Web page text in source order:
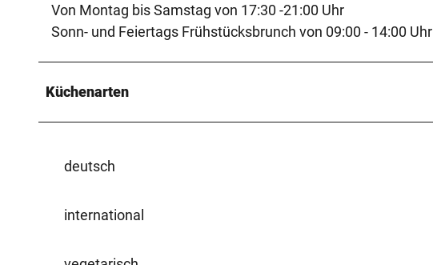
Von Montag bis Samstag von 17:30 -21:00 Uhr
Sonn- und Feiertags Frühstücksbrunch von 09:00 - 14:00 Uhr
Küchenarten
deutsch
international